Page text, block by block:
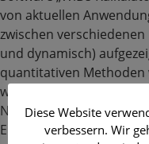
von aktuellen
zwischen
und dynamisch)
quantitativen Methoden
wurden auch die
Nutzwert- und Kosten-
Ergebnissen der
Diese Website
verbessern. Wir